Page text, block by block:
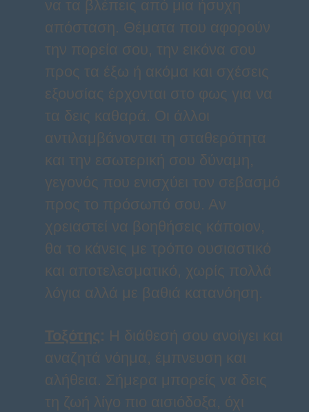
να τα βλέπεις από μια ήσυχη
απόσταση. Θέματα που αφορούν
την πορεία σου, την εικόνα σου
προς τα έξω ή ακόμα και σχέσεις
εξουσίας έρχονται στο φως για να
τα δεις καθαρά. Οι άλλοι
αντιλαμβάνονται τη σταθερότητα
και την εσωτερική σου δύναμη,
γεγονός που ενισχύει τον σεβασμό
προς το πρόσωπό σου. Αν
χρειαστεί να βοηθήσεις κάποιον,
θα το κάνεις με τρόπο ουσιαστικό
και αποτελεσματικό, χωρίς πολλά
λόγια αλλά με βαθιά κατανόηση.
Τοξότης: Η διάθεσή σου ανοίγει και
αναζητά νόημα, έμπνευση και
αλήθεια. Σήμερα μπορείς να δεις
τη ζωή λίγο πιο αισιόδοξα, όχι